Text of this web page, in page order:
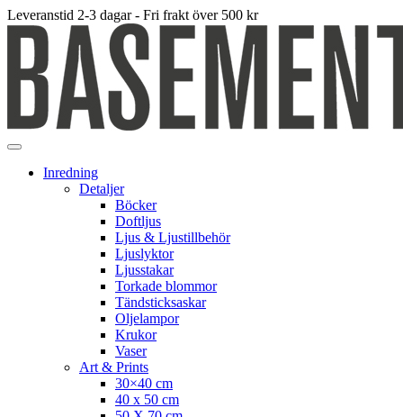
Leveranstid 2-3 dagar - Fri frakt över 500 kr
Inredning
Detaljer
Böcker
Doftljus
Ljus & Ljustillbehör
Ljuslyktor
Ljusstakar
Torkade blommor
Tändsticksaskar
Oljelampor
Krukor
Vaser
Art & Prints
30×40 cm
40 x 50 cm